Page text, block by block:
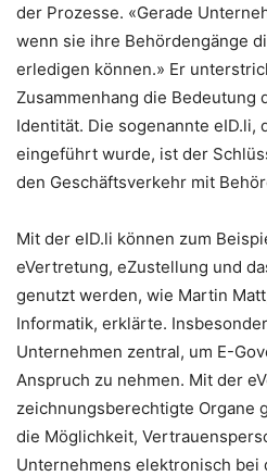
der Prozesse. «Gerade
wenn sie ihre Behördengänge
erledigen können.» Er
Zusammenhang die Bedeutung
Identität. Die sogenannte eID.li,
eingeführt wurde, ist der
den Geschäftsverkehr mit
Mit der eID.li können zum
eVertretung, eZustellung und
genutzt werden, wie Martin
Informatik, erklärte.
Unternehmen zentral, um E-
Anspruch zu nehmen. Mit der
zeichnungsberechtigte Organe
die Möglichkeit,
Unternehmens elektronisch bei